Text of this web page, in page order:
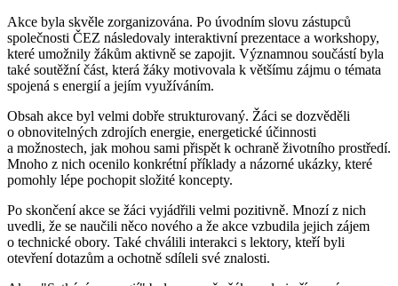
Akce byla skvěle zorganizována. Po úvodním slovu zástupců
společnosti ČEZ následovaly interaktivní prezentace a workshopy,
které umožnily žákům aktivně se zapojit. Významnou součástí byla
také soutěžní část, která žáky motivovala k většímu zájmu o témata
spojená s energií a jejím využíváním.
Obsah akce byl velmi dobře strukturovaný. Žáci se dozvěděli
o obnovitelných zdrojích energie, energetické účinnosti
a možnostech, jak mohou sami přispět k ochraně životního prostředí.
Mnoho z nich ocenilo konkrétní příklady a názorné ukázky, které
pomohly lépe pochopit složité koncepty.
Po skončení akce se žáci vyjádřili velmi pozitivně. Mnozí z nich
uvedli, že se naučili něco nového a že akce vzbudila jejich zájem
o technické obory. Také chválili interakci s lektory, kteří byli
otevření dotazům a ochotně sdíleli své znalosti.